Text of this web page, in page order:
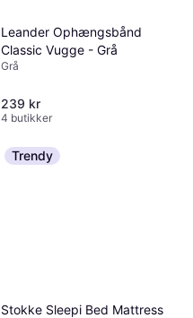
Leander Ophængsbånd
Classic Vugge - Grå
Grå
239 kr
4 butikker
Trendy
Stokke Sleepi Bed Mattress